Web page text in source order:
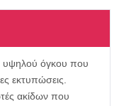
υψηλού όγκου που
εκτυπώσεις.
ακίδων που